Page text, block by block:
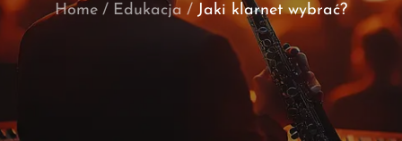
Home Edukacja Jaki klarnet wybrać?